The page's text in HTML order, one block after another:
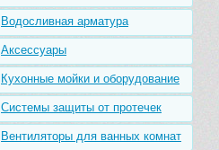
Водосливная арматура
Аксессуары
Кухонные мойки и оборудование
Системы защиты от протечек
Вентиляторы для ванных комнат